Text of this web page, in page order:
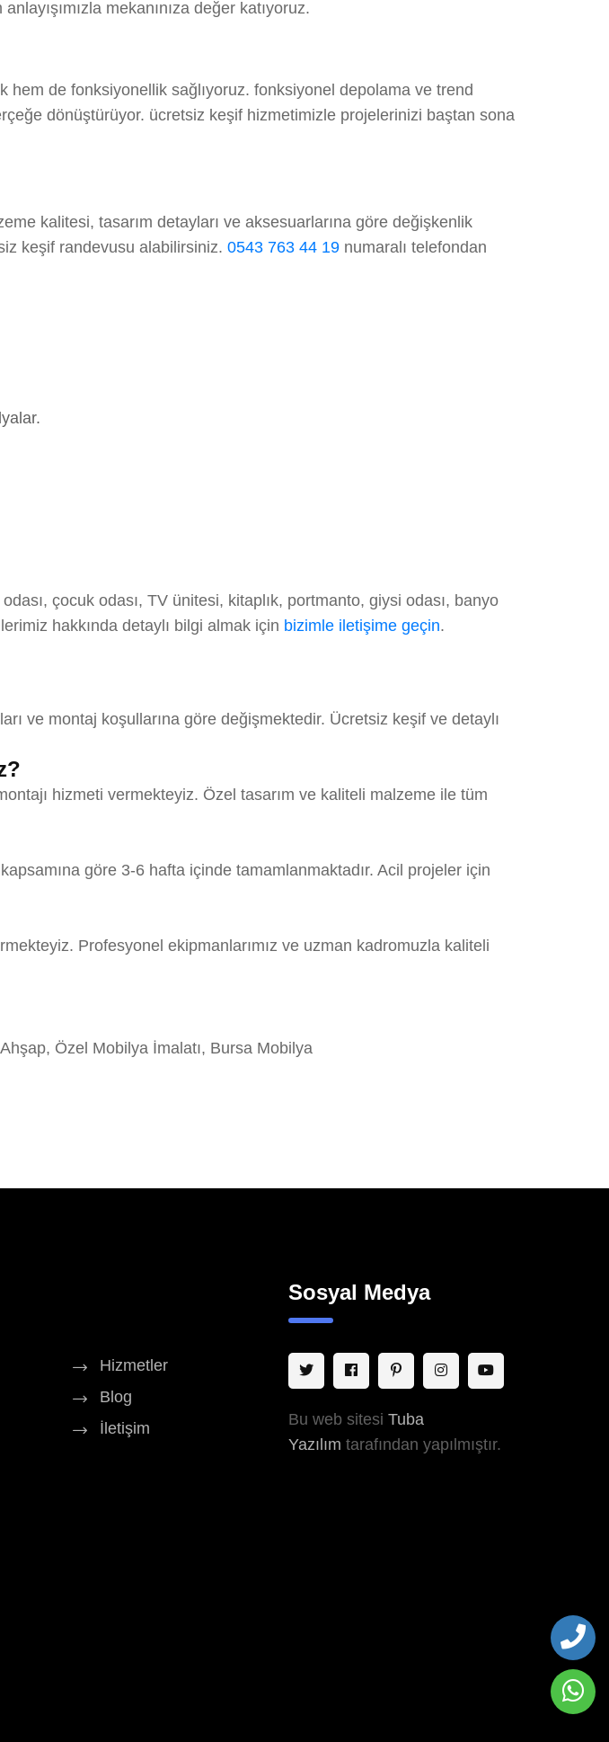
mekanınıza değer katıyoruz.
hem de fonksiyonellik sağlıyoruz. fonksiyonel depolama ve trend
dönüştürüyor. ücretsiz keşif hizmetimizle projelerinizi baştan sona
kalitesi, tasarım detayları ve aksesuarlarına göre değişkenlik
keşif randevusu alabilirsiniz. 0543 763 44 19 numaralı telefondan
çocuk odası, TV ünitesi, kitaplık, portmanto, giysi odası, banyo
hakkında detaylı bilgi almak için bizimle iletişime geçin.
ve montaj koşullarına göre değişmektedir. Ücretsiz keşif ve detaylı
hizmeti vermekteyiz. Özel tasarım ve kaliteli malzeme ile tüm
göre 3-6 hafta içinde tamamlanmaktadır. Acil projeler için
Profesyonel ekipmanlarımız ve uzman kadromuzla kaliteli
Özel Mobilya İmalatı, Bursa Mobilya
Hizmetler
Blog
İletişim
Sosyal Medya
Bu web sitesi Tuba
Yazılım tarafından yapılmıştır.